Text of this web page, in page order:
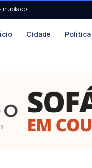
nublado
Cidade Política